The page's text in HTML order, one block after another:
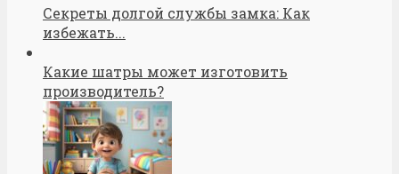
Секреты долгой службы замка: Как
избежать...
Какие шатры может изготовить
производитель?